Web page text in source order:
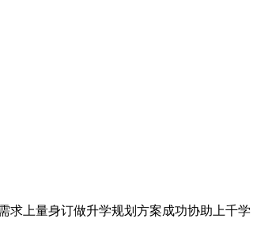
求上量身订做升学规划方案成功协助上千学